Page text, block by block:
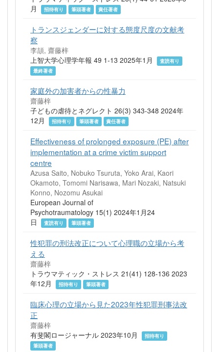
月
招待有り 筆頭著者 責任著者
トランスジェンダーに対する態度尺度の文献考
察
李頡, 齋藤梓
上智大学心理学年報 49 1-13 2025年1月
査読有り
最終著者
家庭外の加害者からの性暴力
齋藤梓
子どもの虐待とネグレクト 26(3) 343-348 2024年
12月
招待有り 筆頭著者 責任著者
Effectiveness of prolonged exposure (PE) after
implementation at a crime victim support
centre
Azusa Saito, Nobuko Tsuruta, Yoko Arai, Kaori
Okamoto, Tomomi Narisawa, Mari Nozaki, Natsuki
Konno, Nozomu Asukai
European Journal of
Psychotraumatology 15(1) 2024年1月24
日
査読有り 筆頭著者
性犯罪の刑法改正について心理職の立場から考
える
齋藤梓
トラウマティック・ストレス 21(41) 128-136 2023
年12月
招待有り 筆頭著者
臨床心理の立場から見た2023年性犯罪刑事法改
正
齋藤梓
有斐閣ロージャーナル 2023年10月
招待有り
筆頭著者